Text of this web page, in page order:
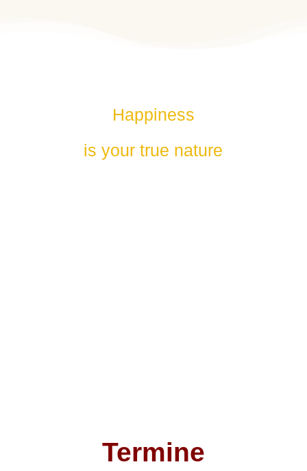
Happiness
is your true nature
Termine